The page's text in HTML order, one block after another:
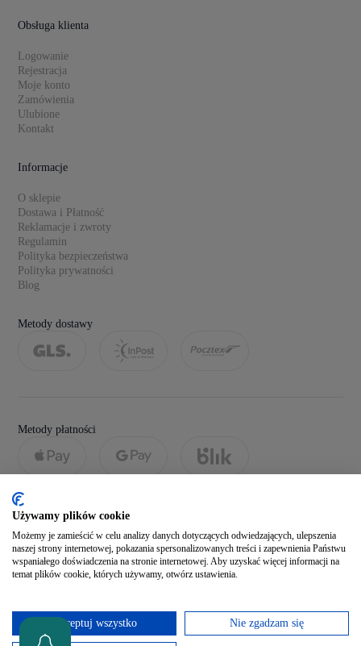
Obsługa klienta
Logowanie
Rejestracja
Moje konto
Zamówienia
Ulubione
Kontakt
Informacje
O sklepie
Dostawa i Płatność
Reklamacje i zwroty
Regulamin
Polityka bezpieczeństwa
Polityka prywatności
Blog
Metody dostawy
Metody płatności
Social media
Zobacz naszego Facebooka
Używamy plików cookie
Możemy je zamieścić w celu analizy danych dotyczących odwiedzających, ulepszenia
naszej strony internetowej, pokazania spersonalizowanych treści i zapewnienia Państwu
wspaniałego doświadczenia na stronie internetowej. Aby uzyskać więcej informacji na
temat plików cookie, których używamy, otwórz ustawienia.
Akceptuj wszystko Nie zgadzam się